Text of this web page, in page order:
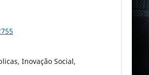
Inovação Social,